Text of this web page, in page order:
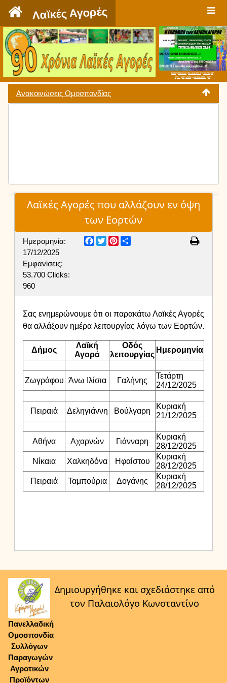
Λαϊκές Αγορές
Πατήστε εδώ για να δείτε την εκπομπή
την Τρίτη 9:00 μμ και κάθε Τρίτη
Ανακοινώσεις Ομοσπονδίας
Λαϊκές Αγορές που αλλάζουν εν όψη
των Εορτών
Ημερομηνία:
17/12/2025
Εμφανίσεις:
53.700 Clicks:
960
Facebook
TwitterPinterest
Σας ενημερώνουμε ότι οι παρακάτω Λαϊκές Αγορές
θα αλλάξουν ημέρα λειτουργίας λόγω των Εορτών.
Δήμος
Λαϊκή
Αγορά
Οδός
λειτουργίας
Ημερομηνία
Ζωγράφου Άνω Ιλίσια Γαλήνης
Τετάρτη
24/12/2025
Πειραιά Δεληγιάννη Βούλγαρη
Κυριακή
21/12/2025
Αθήνα Αχαρνών Γιάνναρη
Κυριακή
28/12/2025
Νίκαια
Χαλκηδόνα Ηφαίστου
Κυριακή
28/12/2025
Πειραιά
Ταμπούρια Δογάνης
Κυριακή
28/12/2025
Πανελλαδική
Ομοσπονδία
Συλλόγων
Παραγωγών
Αγροτικών
Προϊόντων
Δημιουργήθηκε και σχεδιάστηκε από
τον Παλαιολόγο Κωνσταντίνο